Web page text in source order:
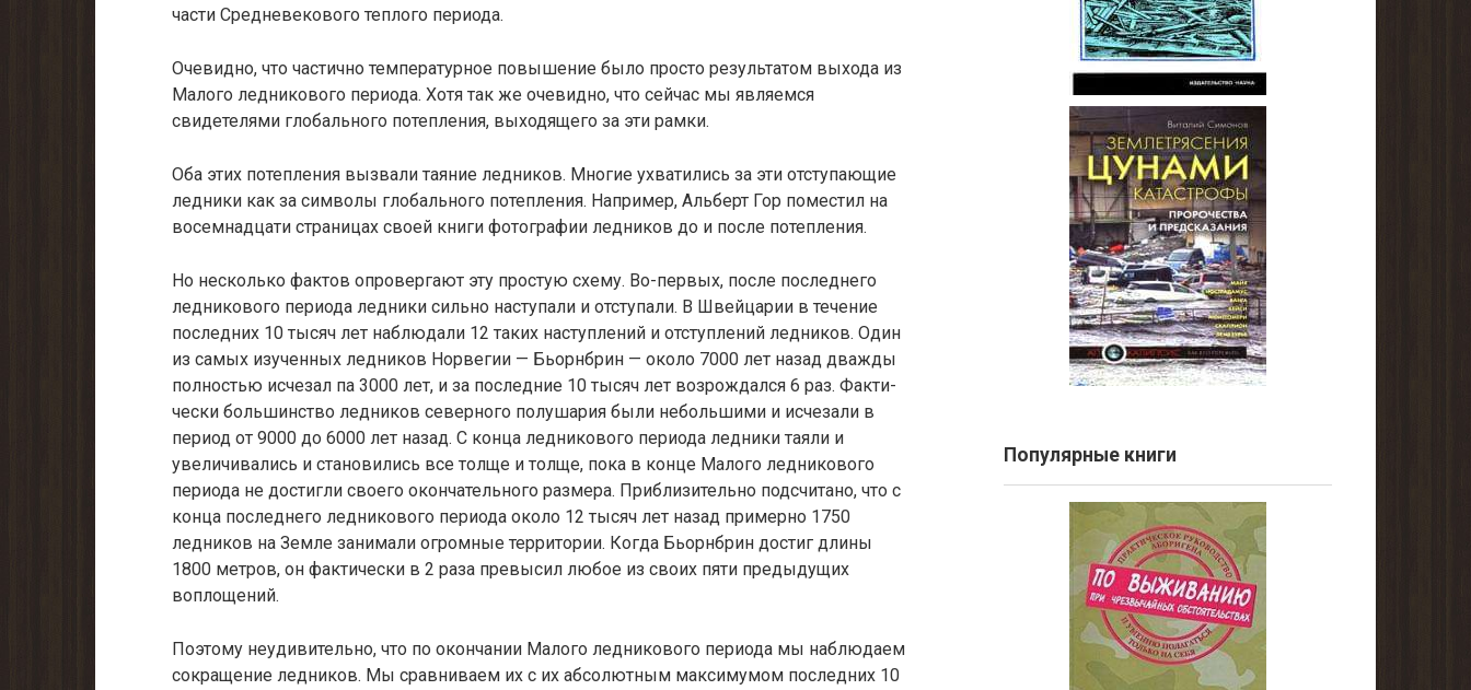
части Средневекового теплого периода.
Очевидно, что частично температурное повышение было просто результатом выхода из
Малого леднико­вого периода. Хотя так же очевидно, что сейчас мы являемся
свидетелями глобального потепления, вы­ходящего за эти рамки.
Оба этих потепления вызвали таяние ледников. Многие ухватились за эти отступающие
ледники как за символы глобального потепления. Например, Альберт Гор поместил на
восемнадцати страницах своей книги фотографии ледников до и после потепления.
Но несколько фактов опровергают эту простую схе­му. Во-первых, после последнего
ледникового периода ледники сильно наступали и отступали. В Швейцарии в течение
последних 10 тысяч лет наблюдали 12 таких наступлений и отступлений ледников. Один
из самых изученных ледников Норвегии — Бьорнбрин — около 7000 лет назад дважды
полностью исчезал па 3000 лет, и за последние 10 тысяч лет возрождался 6 раз. Факти­
чески большинство ледников северного полушария были небольшими и исчезали в
период от 9000 до 6000 лет назад. С конца ледникового периода ледники таяли и
увеличивались и становились все толще и толще, пока в конце Малого ледникового
периода не достигли своего окончательного размера. Приблизительно под­считано, что с
конца последнего ледникового периода около 12 тысяч лет назад примерно 1750
ледников на Земле занимали огромные территории. Когда Бьорнбрин достиг длины
1800 метров, он фактически в 2 раза пре­высил любое из своих пяти предыдущих
воплощений.
Поэтому неудивительно, что по окончании Малого ледникового периода мы наблюдаем
сокращение ледни­ков. Мы сравниваем их с их абсолютным максимумом последних 10
Популярные книги